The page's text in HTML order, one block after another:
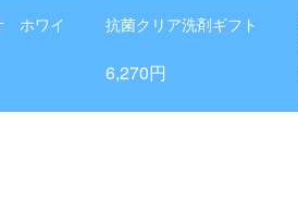
ホワイ
抗菌クリア洗剤ギフト
6,270円